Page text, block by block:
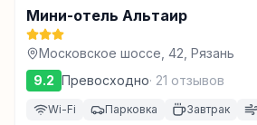
Мини-отель Альтаир
Московское шоссе, 42, Рязань
9.2 Превосходно· 21 отзывов
Wi-Fi Парковка Завтрак